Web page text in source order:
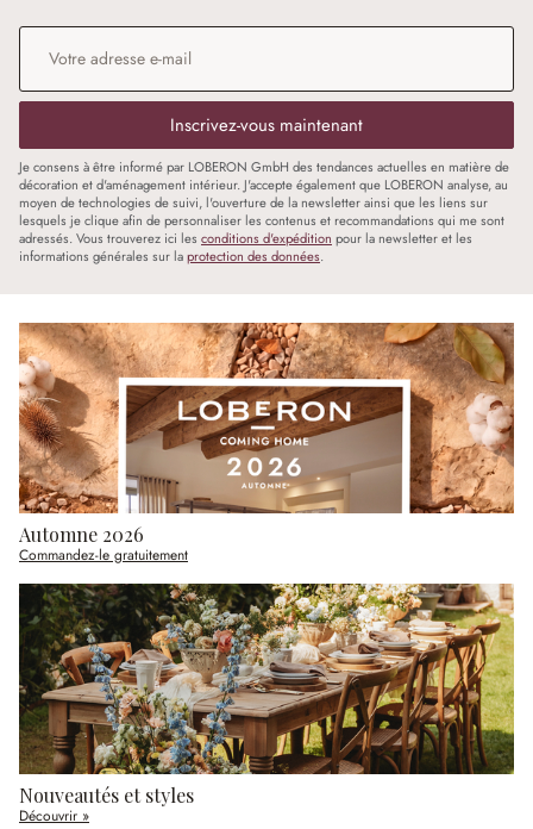
Adresse e-mail
Inscrivez-vous maintenant
Je consens à être informé par LOBERON GmbH des tendances actuelles en matière de
décoration et d'aménagement intérieur. J'accepte également que LOBERON analyse, au
moyen de technologies de suivi, l'ouverture de la newsletter ainsi que les liens sur
lesquels je clique afin de personnaliser les contenus et recommandations qui me sont
adressés. Vous trouverez ici les conditions d'expédition pour la newsletter et les
informations générales sur laprotection des données.
Automne 2026
Commandez-le gratuitement
Nouveautés et styles
Découvrir »